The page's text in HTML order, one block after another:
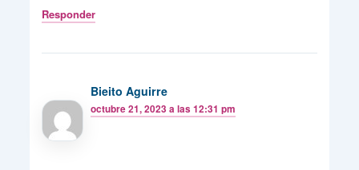
Responder
Bieito Aguirre
octubre 21, 2023 a las 12:31 pm